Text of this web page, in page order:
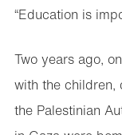
“Education is
Two years ago,
with the children,
the Palestinian